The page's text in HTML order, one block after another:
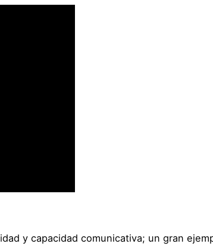
y capacidad comunicativa; un gran